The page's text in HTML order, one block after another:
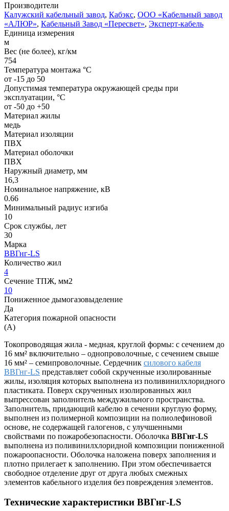
Производители
Калужский кабельный завод, Кабэкс, ООО «Кабельный завод
«АЛЮР», Кабельный Завод «Пересвет», Эксперт-кабель
Единица измерения
м
Вес (не более), кг/км
754
Температура монтажа °C
от -15 до 50
Допустимая температура окружающей среды при
эксплуатации, °C
от -50 до +50
Материал жилы
медь
Материал изоляции
ПВХ
Материал оболочки
ПВХ
Наружный диаметр, мм
16,3
Номинальное напряжение, кВ
0.66
Минимальный радиус изгиба
10
Срок службы, лет
30
Марка
ВВГнг-LS
Количество жил
4
Сечение ТПЖ, мм2
10
Пониженное дымогазовыделение
Да
Категория пожарной опасности
(A)
Токопроводящая жила - медная, круглой формы: с сечением до
16 мм² включительно – однопроволочные, с сечением свыше
16 мм² – семипроволочные. Сердечник силового кабеля
ВВГнг-LS представляет собой скрученные изолированные
жилы, изоляция которых выполнена из поливинилхлоридного
пластиката. Поверх скрученных изолированных жил
выпрессован заполнитель междужильного пространства.
Заполнитель, придающий кабелю в сечении круглую форму,
выполнен из полимерной композиции на полиолефиновой
основе, не содержащей галогенов, с улучшенными
свойствами по пожаробезопасности. Оболочка ВВГнг-LS
выполнена из поливинилхлоридной композиции пониженной
пожароопасности. Оболочка наложена поверх заполнения и
плотно прилегает к заполнению. При этом обеспечивается
свободное отделение друг от друга любых смежных
элементов кабельного изделия без повреждения элементов.
Технические характеристики ВВГнг-LS